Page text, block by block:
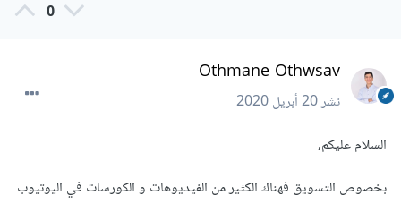
0
Othmane Othwsav
نشر20 أبريل 2020
السلام عليكم,
بخصوص التسويق فهناك الكثير من الفيديوهات و الكورسات في اليوتيوب